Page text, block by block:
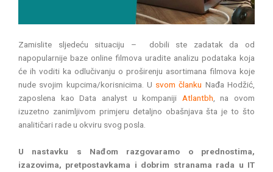
Zamislite sljedeću situaciju – dobili ste zadatak da od
napopularnije baze online filmova uradite analizu podataka koja
će ih voditi ka odlučivanju o proširenju asortimana filmova koje
nude svojim kupcima/korisnicima. U svom članku Nađa Hodžić,
zaposlena kao Data analyst u kompaniji Atlantbh , na ovom
izuzetno zanimljivom primjeru detaljno obašnjava šta je to što
analitičari rade u okviru svog posla.
U nastavku s Nađom razgovaramo o prednostima,
izazovima, pretpostavkama i dobrim stranama rada u IT